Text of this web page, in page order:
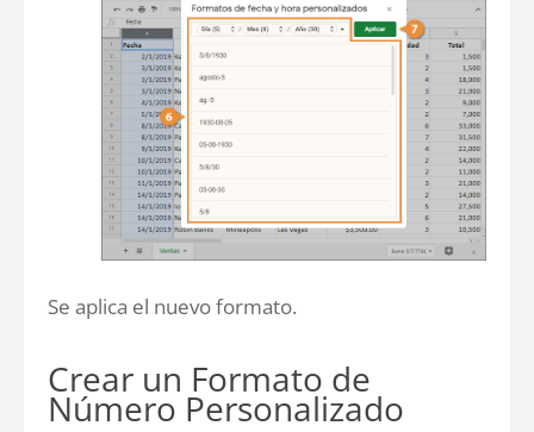
Se aplica el nuevo formato.
Crear un Formato de
Número Personalizado